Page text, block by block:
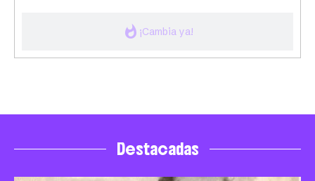
whatshot ¡Cambia ya!
Destacadas